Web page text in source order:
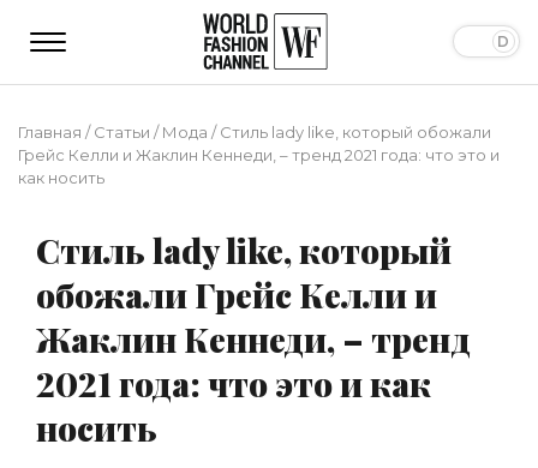
Главная /Статьи /Мода /Стиль lady like, который обожали
Грейс Келли и Жаклин Кеннеди, – тренд 2021 года: что это и
как носить
Стиль lady like, который
обожали Грейс Келли и
Жаклин Кеннеди, – тренд
2021 года: что это и как
носить